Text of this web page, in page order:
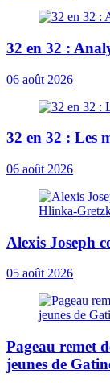
32 en 32 :
06 août 2026
32 en 32 : Les
06 août 2026
Alexis Joseph
05 août 2026
Pageau remet
jeunes de